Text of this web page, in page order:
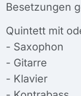
Besetzungen
Quintett mit
- ​Saxophon
- Gitarre
- Klavier